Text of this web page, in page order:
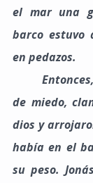
el mar una
barco estuvo
en pedazos.
de miedo,
dios y
había en el
su peso.